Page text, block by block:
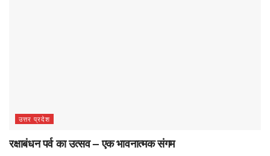
उत्तर प्रदेश
रक्षाबंधन पर्व का उत्सव – एक भावनात्मक संगम